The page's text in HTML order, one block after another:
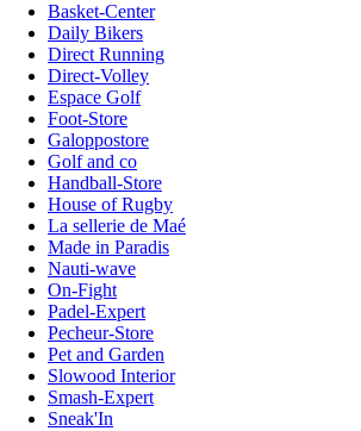
Basket-Center
Daily Bikers
Direct Running
Direct-Volley
Espace Golf
Foot-Store
Galoppostore
Golf and co
Handball-Store
House of Rugby
La sellerie de Maé
Made in Paradis
Nauti-wave
On-Fight
Padel-Expert
Pecheur-Store
Pet and Garden
Slowood Interior
Smash-Expert
Sneak'In